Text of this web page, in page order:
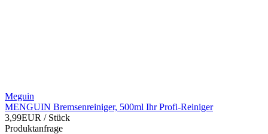
Meguin
MENGUIN Bremsenreiniger, 500ml Ihr Profi-Reiniger
3,99EUR / Stück
Produktanfrage